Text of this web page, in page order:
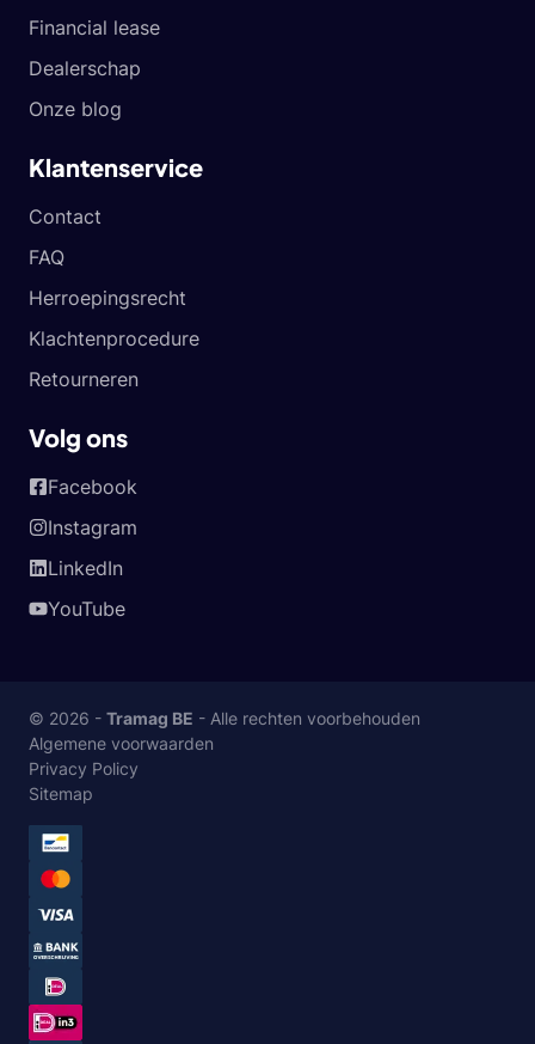
Financial lease
Dealerschap
Onze blog
Klantenservice
Contact
FAQ
Herroepingsrecht
Klachtenprocedure
Retourneren
Volg ons
Facebook
Instagram
LinkedIn
YouTube
© 2026 - Tramag BE - Alle rechten voorbehouden
Algemene voorwaarden
Privacy Policy
Sitemap